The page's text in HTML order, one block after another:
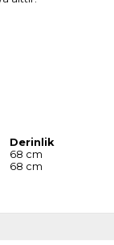
Derinlik
68 cm
68 cm